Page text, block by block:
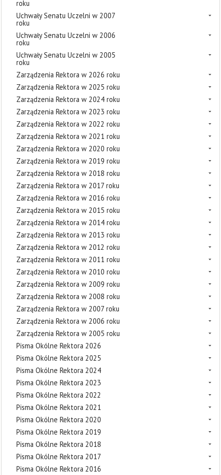
roku
Uchwały Senatu Uczelni w 2007
roku
Uchwały Senatu Uczelni w 2006
roku
Uchwały Senatu Uczelni w 2005
roku
Zarządzenia Rektora w 2026 roku
Zarządzenia Rektora w 2025 roku
Zarządzenia Rektora w 2024 roku
Zarządzenia Rektora w 2023 roku
Zarządzenia Rektora w 2022 roku
Zarządzenia Rektora w 2021 roku
Zarządzenia Rektora w 2020 roku
Zarządzenia Rektora w 2019 roku
Zarządzenia Rektora w 2018 roku
Zarządzenia Rektora w 2017 roku
Zarządzenia Rektora w 2016 roku
Zarządzenia Rektora w 2015 roku
Zarządzenia Rektora w 2014 roku
Zarządzenia Rektora w 2013 roku
Zarządzenia Rektora w 2012 roku
Zarządzenia Rektora w 2011 roku
Zarządzenia Rektora w 2010 roku
Zarządzenia Rektora w 2009 roku
Zarządzenia Rektora w 2008 roku
Zarządzenia Rektora w 2007 roku
Zarządzenia Rektora w 2006 roku
Zarządzenia Rektora w 2005 roku
Pisma Okólne Rektora 2026
Pisma Okólne Rektora 2025
Pisma Okólne Rektora 2024
Pisma Okólne Rektora 2023
Pisma Okólne Rektora 2022
Pisma Okólne Rektora 2021
Pisma Okólne Rektora 2020
Pisma Okólne Rektora 2019
Pisma Okólne Rektora 2018
Pisma Okólne Rektora 2017
Pisma Okólne Rektora 2016